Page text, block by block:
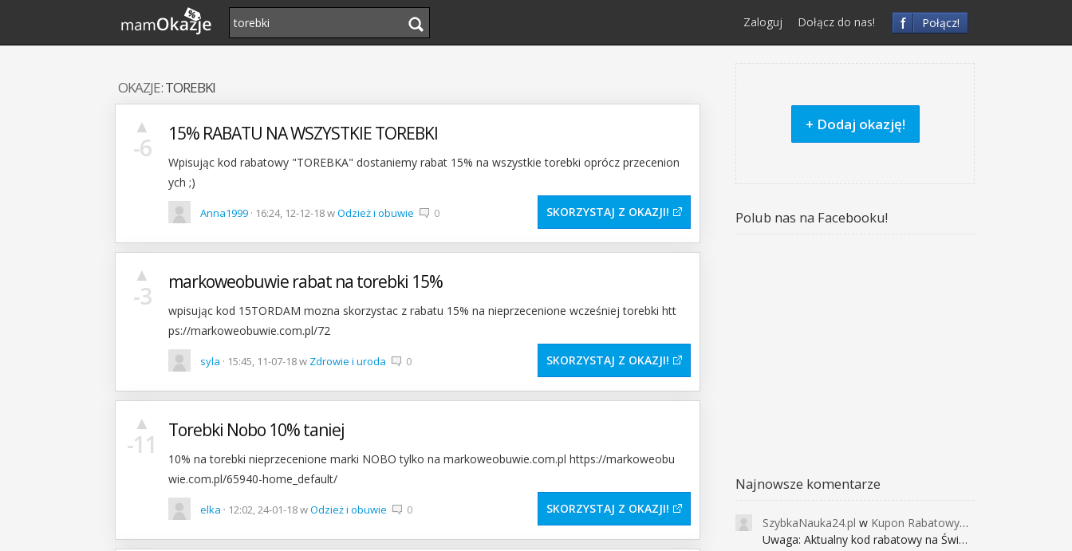
f Połącz!
Zaloguj Dołącz do nas!
OKAZJE:TOREBKI
-6
▲ 15% RABATU NA WSZYSTKIE TOREBKI
Wpisując kod rabatowy "TOREBKA" dostaniemy rabat 15% na wszystkie torebki oprócz przecenion
ych ;)
Anna1999 · 16:24, 12-12-18 wOdzież i obuwie 0 SKORZYSTAJ Z OKAZJI
-3
▲ markoweobuwie rabat na torebki 15%
wpisując kod 15TORDAM mozna skorzystac z rabatu 15% na nieprzecenione wcześniej torebki htt
ps://markoweobuwie.com.pl/72
syla · 15:45, 11-07-18 w Zdrowie i uroda 0 SKORZYSTAJ Z OKAZJI
-11
▲ Torebki Nobo 10% taniej
10% na torebki nieprzecenione marki NOBO tylko na markoweobuwie.com.pl https://markoweobu
wie.com.pl/65940-home_default/
elka · 12:02, 24-01-18 wOdzież i obuwie 0 SKORZYSTAJ Z OKAZJI
+ Dodaj okazję!
Polub nas na Facebooku!
Najnowsze komentarze
SzybkaNauka24.pl w Kupon Rabatowy na Kurs Angielskiego dla Dzieci - FunEnglish
Uwaga: Aktualny kod rabatowy na Święta (